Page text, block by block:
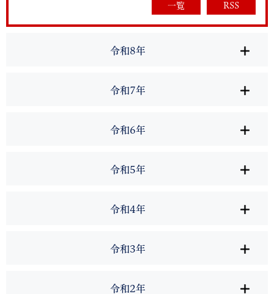
一覧
RSS
令和8年
令和7年
令和6年
令和5年
令和4年
令和3年
令和2年